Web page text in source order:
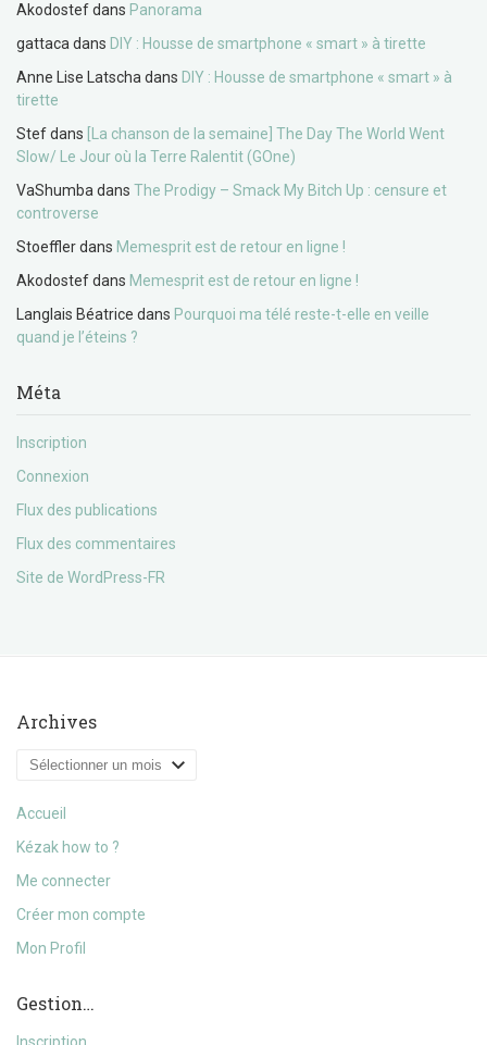
Akodostefdans Panorama
gattaca dans DIY : Housse de smartphone « smart » à tirette
Anne Lise Latscha dans DIY : Housse de smartphone « smart » à
tirette
Stefdans
[La chanson de la semaine] The Day The World Went
Slow/ Le Jour où la Terre Ralentit (GOne)
VaShumba dans The Prodigy – Smack My Bitch Up : censure et
controverse
Stoefflerdans Memesprit est de retour en ligne !
Akodostefdans Memesprit est de retour en ligne !
Langlais Béatrice dans Pourquoi ma télé reste-t-elle en veille
quand je l’éteins ?
Méta
Inscription
Connexion
Flux des publications
Flux des commentaires
Site de WordPress-FR
Archives
Archives
Accueil
Kézak how to ?
Me connecter
Créer mon compte
Mon Profil
Gestion…